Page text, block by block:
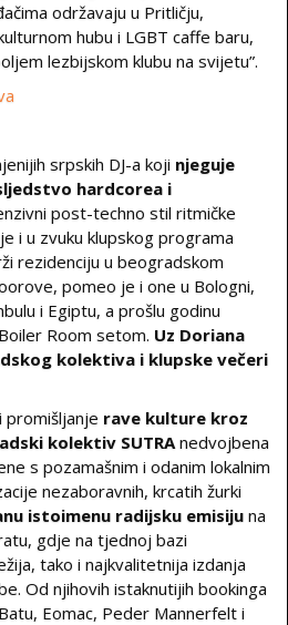
održavaju u Pritličju,
hubu i LGBT caffe baru,
lezbijskom klubu na svijetu”.
srpskih DJ-a koji njeguje
hardcorea i
post-techno stil ritmičke
i u zvuku klupskog programa
rezidenciju u beogradskom
pomeo je i one u Bologni,
i Egiptu, a prošlu godinu
Room setom. Uz Doriana
kolektiva i klupske večeri
promišljanje rave kulture kroz
kolektiv SUTRAnedvojbena
s pozamašnim i odanim lokalnim
nezaboravnih, krcatih žurki
istoimenu radijsku emisiju na
gdje na tjednoj bazi
tako i najkvalitetnija izdanja
Od njihovih istaknutijih bookinga
Eomac, Peder Mannerfelt i